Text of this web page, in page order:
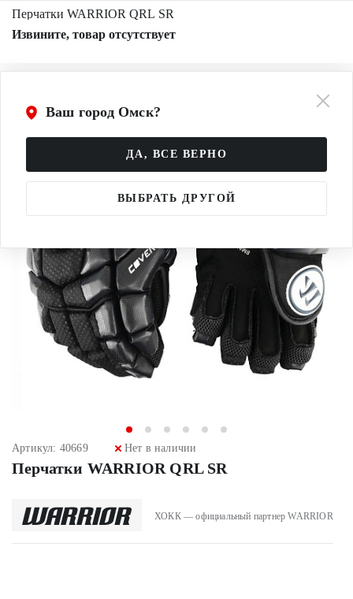
Ваш город Омск?
ДА, ВСЕ ВЕРНО
ВЫБРАТЬ ДРУГОЙ
Артикул: 40669 Нет в наличии
Перчатки WARRIOR QRL SR
ХОКК — официальный партнер WARRIOR
Перчатки WARRIOR QRL SR
Извините, товар отсутствует